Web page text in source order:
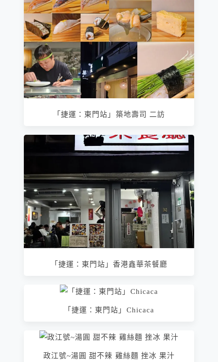
「捷運：東門站」築地壽司 二訪
「捷運：東門站」香港鑫華茶餐廳
「捷運：東門站」Chicaca
政江號~湯圓 甜不辣 雞絲麵 挫冰 果汁